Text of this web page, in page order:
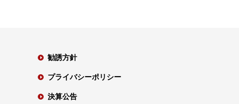
勧誘方針
プライバシーポリシー
決算公告